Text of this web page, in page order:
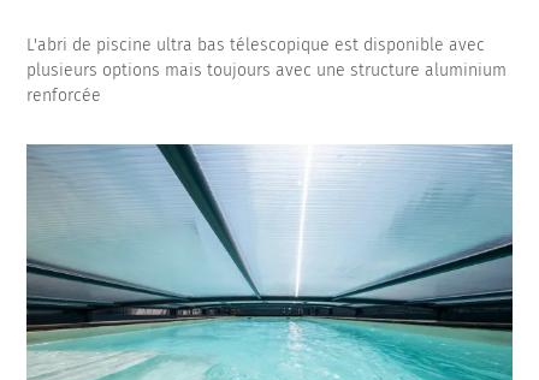
L'abri de piscine ultra bas télescopique est disponible avec
plusieurs options mais toujours avec une structure aluminium
renforcée